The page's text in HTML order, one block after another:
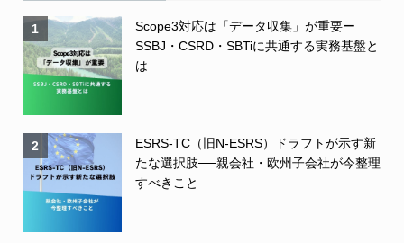
1
Scope3対応は「データ収集」が重要ー
SSBJ・CSRD・SBTiに共通する実務基盤と
は
2
ESRS-TC（旧N-ESRS）ドラフトが示す新
たな選択肢──親会社・欧州子会社が今整理
すべきこと